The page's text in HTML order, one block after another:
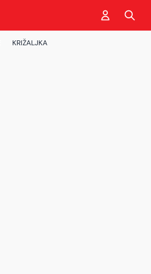
KRIŽALJKA